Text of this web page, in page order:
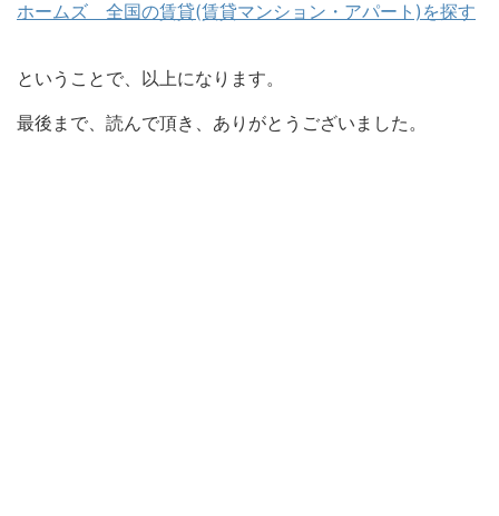
ホームズ 全国の賃貸(賃貸マンション・アパート)を探す
ということで、以上になります。
最後まで、読んで頂き、ありがとうございました。